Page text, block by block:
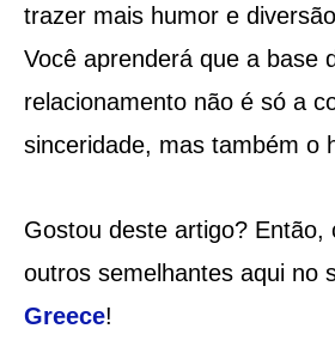
trazer mais humor e
Você aprenderá que a base
relacionamento não é só a
sinceridade, mas também o
Gostou deste artigo? Então,
outros semelhantes aqui no
Greece!